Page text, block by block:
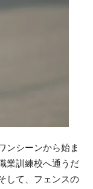
ンシーンから始ま
業訓練校へ通うだ
して、フェンスの